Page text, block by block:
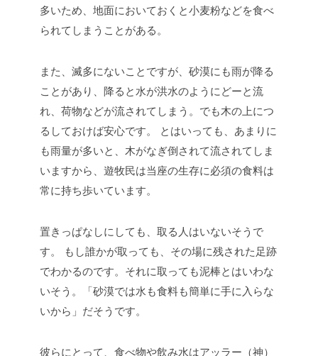
多いため、地面においておくと小麦粉などを食べ
られてしまうことがある。
また、滅多にないことですが、砂漠にも雨が降る
ことがあり、降ると水が洪水のようにどーと流
れ、荷物などが流されてしまう。でも木の上につ
るしておけば安心です。
とはいっても、あまりに
も雨量が多いと、木がなぎ倒されて流されてしま
いますから、遊牧民は当座の生存に必須の食料は
常に持ち歩いています。
置きっぱなしにしても、取る人はいないそうで
す。
もし誰かが取っても、その場に残された足跡
でわかるのです。それに取っても泥棒とはいわな
いそう。「砂漠では水も食料も簡単に手に入らな
いから」だそうです。
彼らにとって、食べ物や飲み水はアッラー（神）